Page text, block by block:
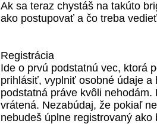
Ak sa teraz chystáš na takúto
ako postupovať a čo treba
Registrácia
Ide o prvú podstatnú vec, ktorá
prihlásiť, vyplniť osobné údaje
podstatná práve kvôli
vrátená. Nezabúdaj, že pokiaľ
nebudeš úplne registrovaný ako